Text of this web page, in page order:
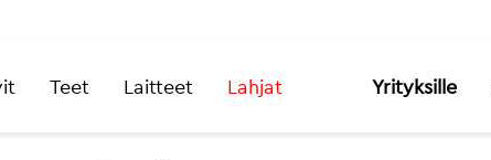
Teet Laitteet Lahjat Yrityksille